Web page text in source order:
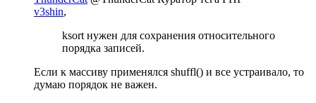
v3shin,
ksort нужен для сохранения относительного
порядка записей.
Если к массиву применялся shuffl() и все устраивало, то
думаю порядок не важен.